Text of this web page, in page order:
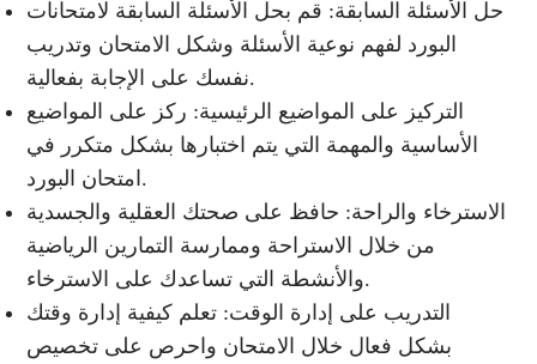
حل الأسئلة السابقة: قم بحل الأسئلة السابقة لامتحانات
البورد لفهم نوعية الأسئلة وشكل الامتحان وتدريب
نفسك على الإجابة بفعالية.
التركيز على المواضيع الرئيسية: ركز على المواضيع
الأساسية والمهمة التي يتم اختبارها بشكل متكرر في
امتحان البورد.
الاسترخاء والراحة: حافظ على صحتك العقلية والجسدية
من خلال الاستراحة وممارسة التمارين الرياضية
والأنشطة التي تساعدك على الاسترخاء.
التدريب على إدارة الوقت: تعلم كيفية إدارة وقتك
بشكل فعال خلال الامتحان واحرص على تخصيص